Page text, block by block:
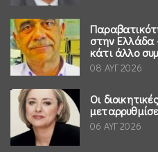
στην Ελλάδα
κάτι άλλο
08 ΑΥΓ 2026
Οι
06 ΑΥΓ 2026